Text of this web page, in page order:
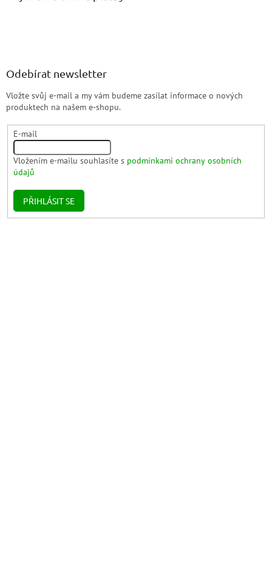
Odebírat newsletter
Vložte svůj e-mail a my vám budeme zasílat informace o nových
produktech na našem e-shopu.
E-mail
Vložením e-mailu souhlasíte s podmínkami ochrany osobních
údajů
PŘIHLÁSIT SE